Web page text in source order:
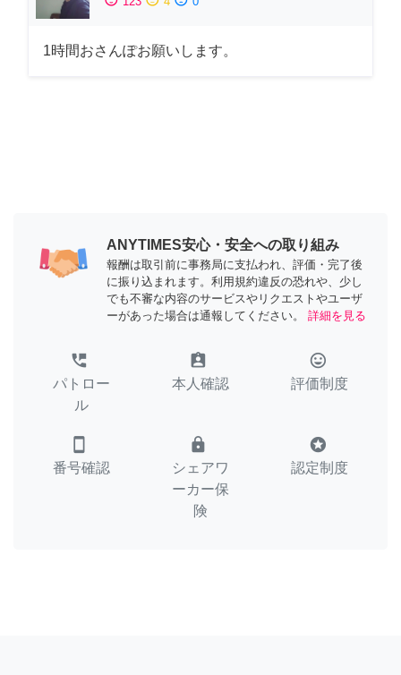
1時間おさんぽお願いします。
ANYTIMES安心・安全への取り組み
報酬は取引前に事務局に支払われ、評価・完了後
に振り込まれます。利用規約違反の恐れや、少し
でも不審な内容のサービスやリクエストやユーザ
ーがあった場合は通報してください。
詳細を見る
perm_phone_msg
パトロー
ル
assignment_ind
本人確認
tag_faces
評価制度
smartphone
番号確認
lock
シェアワ
ーカー保
険
stars
認定制度